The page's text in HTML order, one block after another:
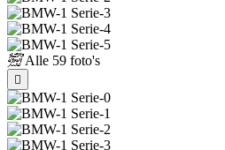
Alle 59 foto's